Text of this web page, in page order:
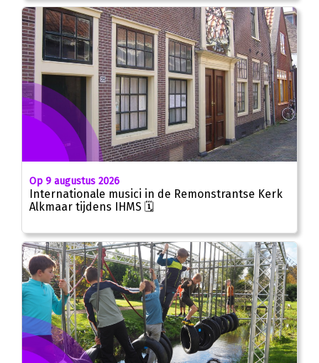
Op 9 augustus 2026
Internationale musici in de Remonstrantse Kerk
Alkmaar tijdens IHMS 🗓